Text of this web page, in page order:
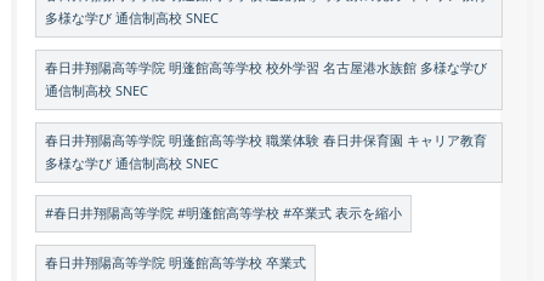
多様な学び 通信制高校 SNEC
春日井翔陽高等学院 明蓬館高等学校 校外学習 名古屋港水族館 多様な学び
通信制高校 SNEC
春日井翔陽高等学院 明蓬館高等学校 職業体験 春日井保育園 キャリア教育
多様な学び 通信制高校 SNEC
#春日井翔陽高等学院 #明蓬館高等学校 #卒業式 表示を縮小
春日井翔陽高等学院 明蓬館高等学校 卒業式